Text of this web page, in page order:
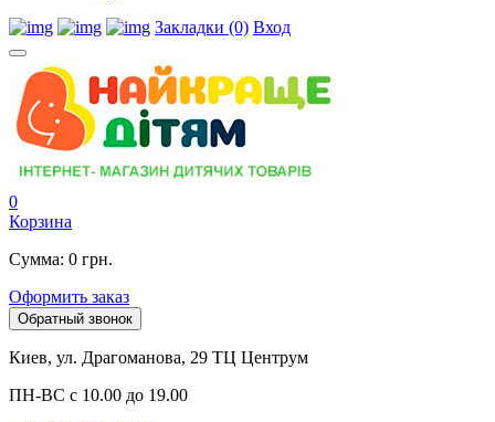
Закладки (0) Вход
0
Корзина
Сумма: 0 грн.
Оформить заказ
Обратный звонок
Киев, ул. Драгоманова, 29 ТЦ Центрум
ПН-ВС с 10.00 до 19.00